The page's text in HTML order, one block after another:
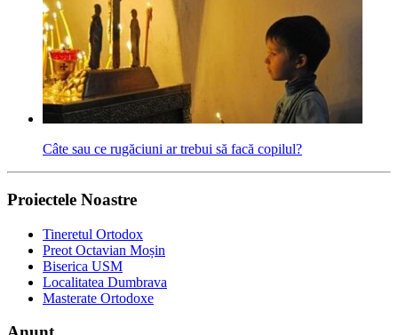
Câte sau ce rugăciuni ar trebui să facă copilul?
Proiectele Noastre
Tineretul Ortodox
Preot Octavian Moșin
Biserica USM
Localitatea Dumbrava
Masterate Ortodoxe